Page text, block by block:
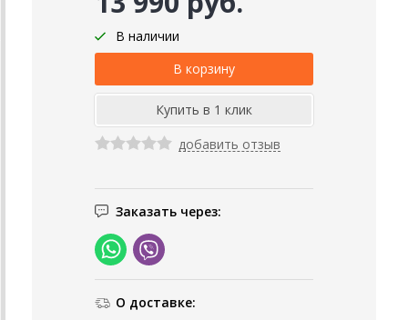
В наличии
добавить отзыв
Заказать через:
О доставке: